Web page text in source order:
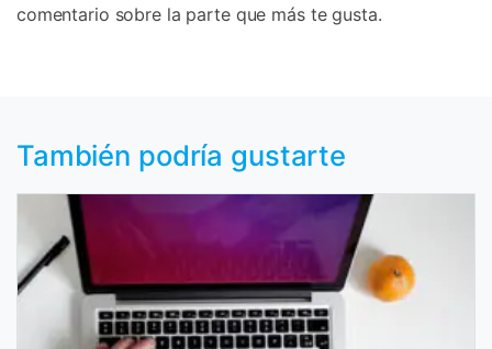
comentario sobre la parte que más te gusta.
También podría gustarte